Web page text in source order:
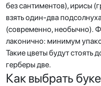
без сантиментов), ирисы
взять один-два
(современно, необычно).
лаконично: минимум
Такие цветы будут стоять
герберы две.
Как выбрать